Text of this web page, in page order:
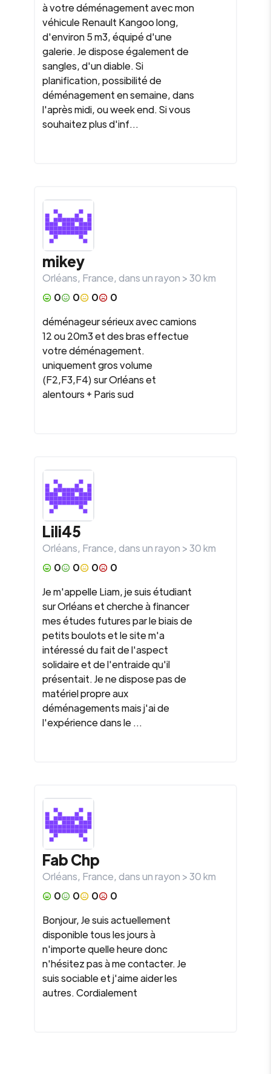
à votre déménagement avec mon
véhicule Renault Kangoo long,
d'environ 5 m3, équipé d'une
galerie. Je dispose également de
sangles, d'un diable. Si
planification, possibilité de
déménagement en semaine, dans
l'après midi, ou week end. Si vous
souhaitez plus d'inf...
mikey
Orléans, France, dans un rayon >30km
0
0 0
0
déménageur sérieux avec camions
12 ou 20m3 et des bras effectue
votre déménagement.
uniquement gros volume
(F2,F3,F4) sur Orléans et
alentours + Paris sud
Lili45
Orléans, France, dans un rayon >30km
0
0 0
0
Je m'appelle Liam, je suis étudiant
sur Orléans et cherche à financer
mes études futures par le biais de
petits boulots et le site m'a
intéressé du fait de l'aspect
solidaire et de l'entraide qu'il
présentait. Je ne dispose pas de
matériel propre aux
déménagements mais j'ai de
l'expérience dans le ...
Fab Chp
Orléans, France, dans un rayon >30km
0
0 0
0
Bonjour, Je suis actuellement
disponible tous les jours à
n'importe quelle heure donc
n'hésitez pas à me contacter. Je
suis sociable et j'aime aider les
autres. Cordialement